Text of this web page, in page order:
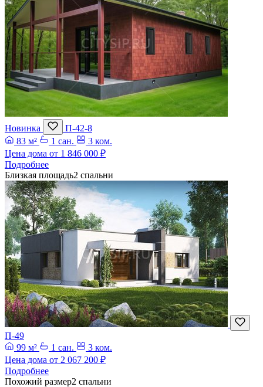
Новинка
П-42-8
83 м²
1 сан.
3 ком.
Цена дома от 1 846 000 ₽
Подробнее
Близкая площадь2 спальни
П-49
99 м²
1 сан.
3 ком.
Цена дома от 2 067 200 ₽
Подробнее
Похожий размер2 спальни